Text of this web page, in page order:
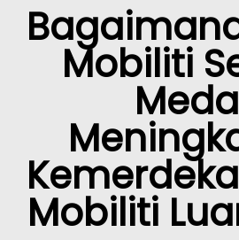
Mobiliti
Mobiliti